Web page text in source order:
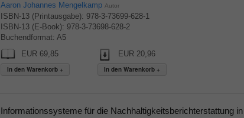
Aaron Johannes Mengelkamp Autor
ISBN-13 (Printausgabe): 978-3-73699-628-1
ISBN-13 (E-Book): 978-3-73698-628-2
Buchendformat: A5
EUR 69,85
EUR 20,96
Informationssysteme für die Nachhaltigkeitsberichterstattung in